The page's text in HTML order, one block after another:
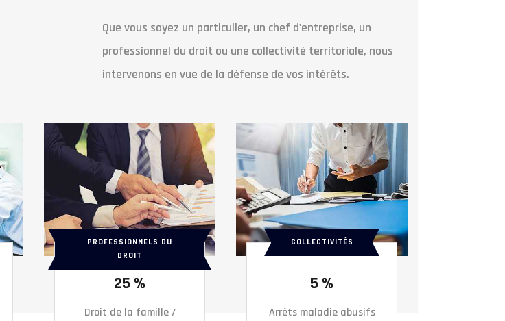
Que vous soyez un particulier, un chef d'entreprise, un
professionnel du droit ou une collectivité territoriale, nous
intervenons en vue de la défense de vos intérêts.
PROFESSIONNELS DU
DROIT
25 %
Droit de la famille /
COLLECTIVITÉS
5 %
Arrêts maladie abusifs